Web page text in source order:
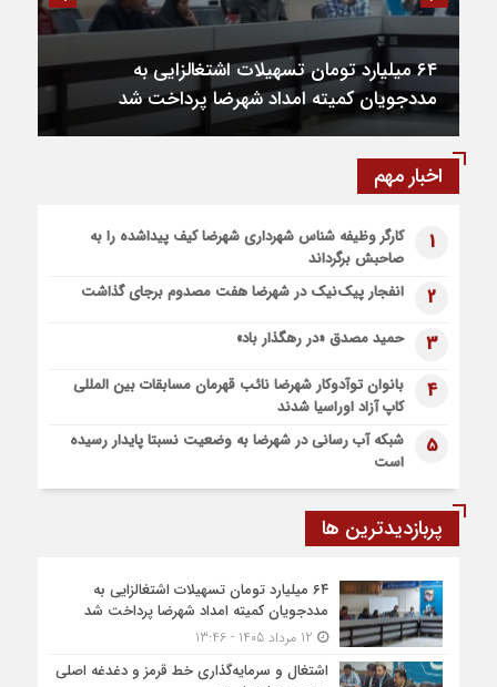
پیاده روی اربعین، ادامه نهضت حسینی است
1 هفته قبل
اعزام موکب بقیه الله الاعظم (عج) از شهرضا به نجف اشرف
1 هفته قبل
قطار زیارتی مشهد مقدس در مسیر شهرضا و دهاقان قرار گرفت
آغاز پرداخت کمک بلاعوض احداث و تعمیر واحد‌های مسکونی و
تجاری خسارت دیده جنگ رمضان در شهرستان شهرضا
اشتغال و سرمایه‌گذاری خط قرمز و دغدغه اصلی
مردم و دولت است
اخبار مهم
1
کارگر وظیفه شناس شهرداری شهرضا کیف پیداشده را به
صاحبش برگرداند
2 انفجار پیک‌نیک در شهرضا هفت مصدوم برجای گذاشت
3 حمید مصدق «در رهگذار باد»
4
بانوان توآدوکار شهرضا نائب قهرمان مسابقات بین المللی
کاپ آزاد اوراسیا شدند
5
شبکه آب رسانی در شهرضا به وضعیت نسبتا پایدار رسیده
است
پربازدیدترین ها
۶۴ میلیارد تومان تسهیلات اشتغالزایی به
مددجویان کمیته امداد شهرضا پرداخت شد
اشتغال و سرمایه‌گذاری خط قرمز و دغدغه اصلی